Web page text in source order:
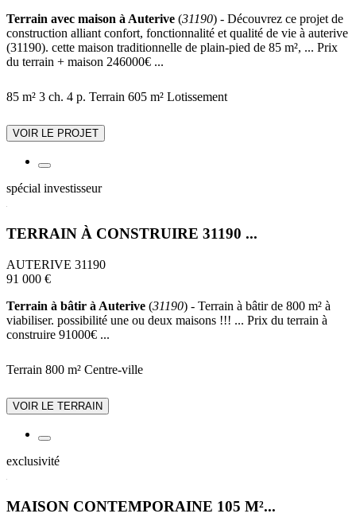
Terrain avec maison à Auterive (31190) - Découvrez ce projet de
construction alliant confort, fonctionnalité et qualité de vie à auterive
(31190). cette maison traditionnelle de plain-pied de 85 m², ... Prix
du terrain + maison 246000€ ...
85 m² 3 ch. 4 p. Terrain 605 m² Lotissement
VOIR LE PROJET
spécial investisseur
TERRAIN À CONSTRUIRE 31190 ...
AUTERIVE 31190
91 000 €
Terrain à bâtir à Auterive (31190) - Terrain à bâtir de 800 m² à
viabiliser. possibilité une ou deux maisons !!! ... Prix du terrain à
construire 91000€ ...
Terrain 800 m² Centre-ville
VOIR LE TERRAIN
exclusivité
MAISON CONTEMPORAINE 105 M²...